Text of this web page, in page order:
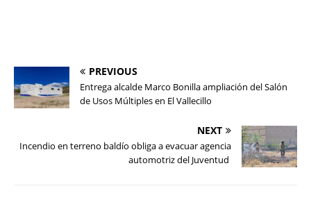
PREVIOUS
Entrega alcalde Marco Bonilla ampliación del Salón
de Usos Múltiples en El Vallecillo
NEXT
Incendio en terreno baldío obliga a evacuar agencia
automotriz del Juventud